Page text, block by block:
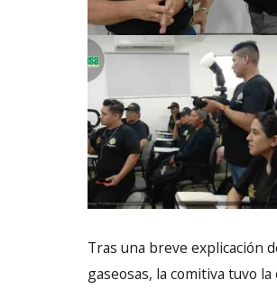
Tras una breve explicación
gaseosas, la comitiva tuvo